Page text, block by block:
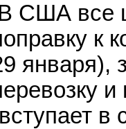
США все
к
января),
в